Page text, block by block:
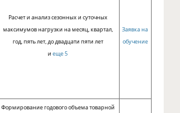
Расчет и анализ сезонных и суточных
максимумов нагрузки на месяц, квартал,
год, пять лет, до двадцати пяти лет
иеще 5
Заявка на
обучение
Формирование годового объема товарной